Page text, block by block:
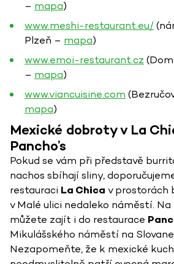
– mapa)
www.meshi-restaurant.eu/
Plzeň – mapa)
www.emoi-restaurant.cz
– mapa)
www.viancuisine.com
mapa)
Mexické dobroty v La
Pancho’s
Pokud se vám při představě
nachos sbíhají sliny,
restauraci La Chica v prostorách
v Malé ulici nedaleko náměstí. Na
můžete zajít i do restaurace
Mikulášského náměstí na
Nezapomeňte, že k mexické